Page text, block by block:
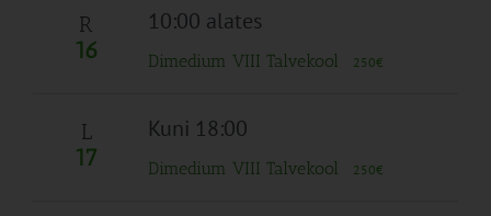
R
16
10:00 alates
Dimedium VIII Talvekool 250€
L
17
Kuni 18:00
Dimedium VIII Talvekool 250€